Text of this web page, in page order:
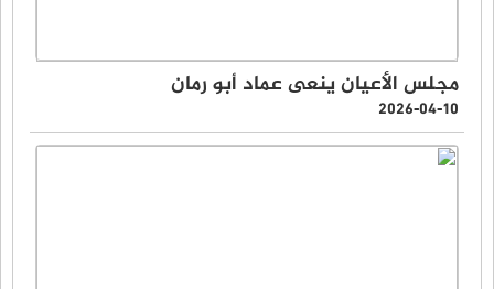
مجلس الأعيان ينعى عماد أبو رمان
2026-04-10